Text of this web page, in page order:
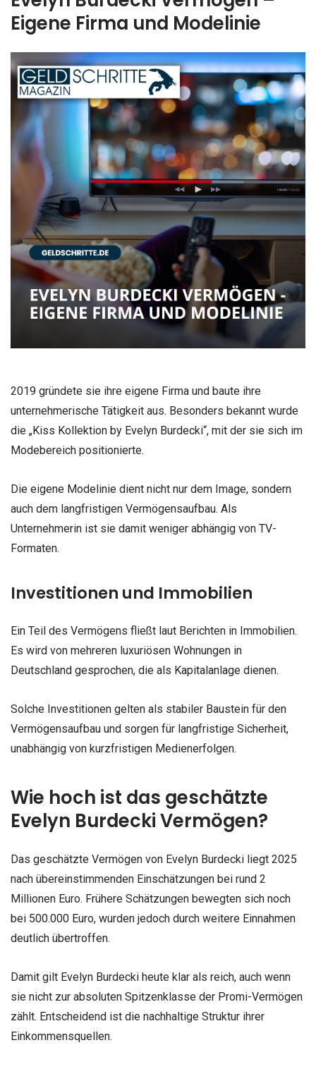
Eigene Firma und Modelinie
2019 gründete sie ihre eigene Firma und baute ihre
unternehmerische Tätigkeit aus. Besonders bekannt wurde
die „Kiss Kollektion by Evelyn Burdecki“, mit der sie sich im
Modebereich positionierte.
Die eigene Modelinie dient nicht nur dem Image, sondern
auch dem langfristigen Vermögensaufbau. Als
Unternehmerin ist sie damit weniger abhängig von TV-
Formaten.
Investitionen und Immobilien
Ein Teil des Vermögens fließt laut Berichten in Immobilien.
Es wird von mehreren luxuriösen Wohnungen in
Deutschland gesprochen, die als Kapitalanlage dienen.
Solche Investitionen gelten als stabiler Baustein für den
Vermögensaufbau und sorgen für langfristige Sicherheit,
unabhängig von kurzfristigen Medienerfolgen.
Wie hoch ist das geschätzte
Evelyn Burdecki Vermögen?
Das geschätzte Vermögen von Evelyn Burdecki liegt 2025
nach übereinstimmenden Einschätzungen bei rund 2
Millionen Euro. Frühere Schätzungen bewegten sich noch
bei 500.000 Euro, wurden jedoch durch weitere Einnahmen
deutlich übertroffen.
Damit gilt Evelyn Burdecki heute klar als reich, auch wenn
sie nicht zur absoluten Spitzenklasse der Promi-Vermögen
zählt. Entscheidend ist die nachhaltige Struktur ihrer
Einkommensquellen.